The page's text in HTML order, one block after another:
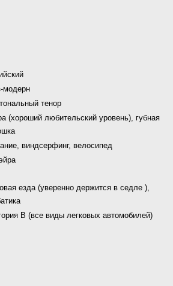
модерн
тенор
(хороший любительский уровень), губная
виндсерфинг, велосипед
езда (уверенно держится в седле ),
В (все виды легковых автомобилей)